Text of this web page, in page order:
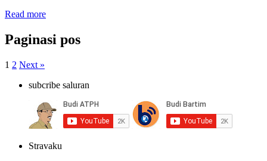
Read more
Paginasi pos
1 2 Next »
subcribe saluran
Stravaku